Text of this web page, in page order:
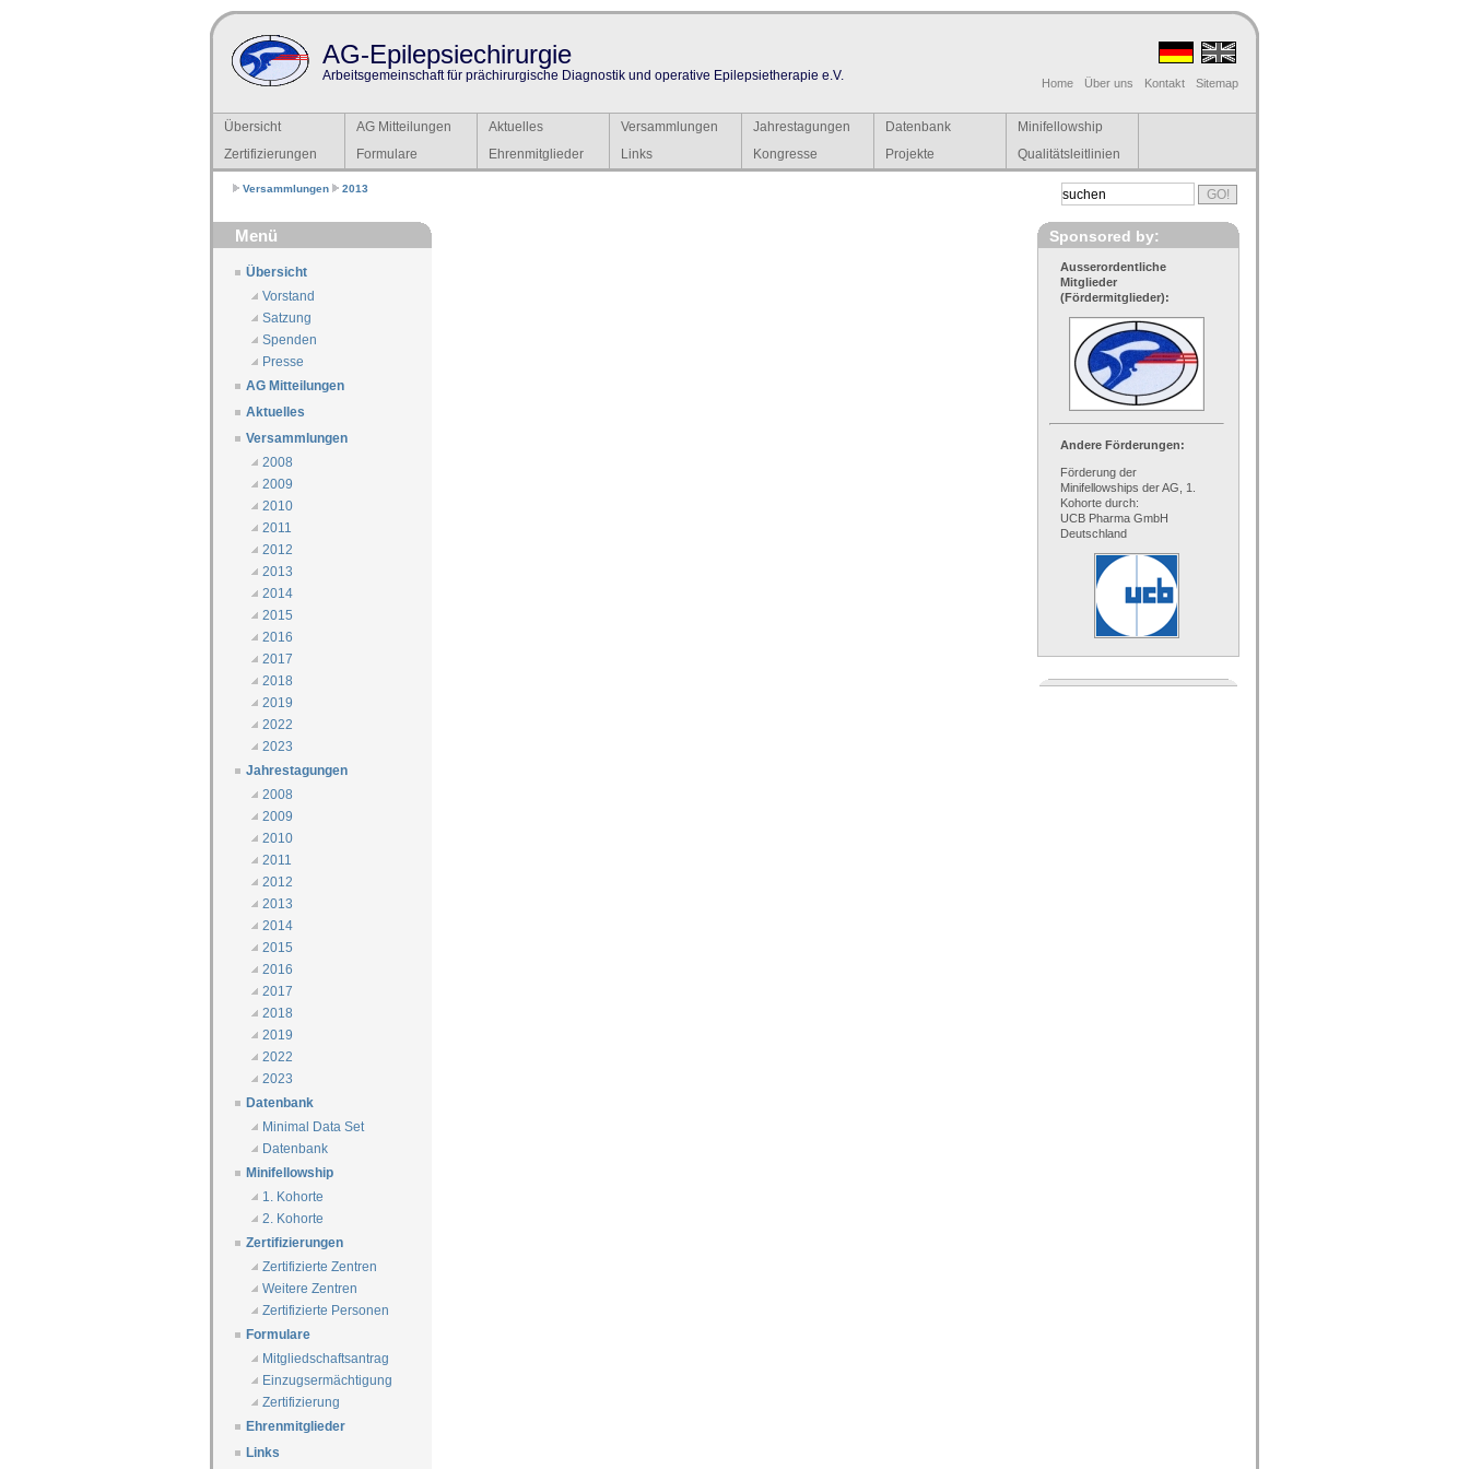
AG-Epilepsiechirurgie
Arbeitsgemeinschaft für prächirurgische Diagnostik und operative Epilepsietherapie e.V. Home Über uns Kontakt Sitemap
Übersicht AG Mitteilungen Aktuelles Versammlungen Jahrestagungen Datenbank
Minifellowship
Zertifizierungen
Formulare Ehrenmitglieder Links Kongresse Projekte Qualitätsleitlinien
Versammlungen 2013
Menü
Übersicht
Vorstand
Satzung
Spenden
Presse
AG Mitteilungen
Aktuelles
Versammlungen
2008
2009
2010
2011
2012
2013
2014
2015
2016
2017
2018
2019
2022
2023
Jahrestagungen
2008
2009
2010
2011
2012
2013
2014
2015
2016
2017
2018
2019
2022
2023
Datenbank
Minimal Data Set
Datenbank
Minifellowship
1. Kohorte
2. Kohorte
Zertifizierungen
Zertifizierte Zentren
Weitere Zentren
Zertifizierte Personen
Formulare
Mitgliedschaftsantrag
Einzugsermächtigung
Zertifizierung
Ehrenmitglieder
Links
Sponsored by:
Ausserordentliche
Mitglieder
(Fördermitglieder):
Andere Förderungen:
Förderung der
Minifellowships der AG, 1.
Kohorte durch:
UCB Pharma GmbH
Deutschland